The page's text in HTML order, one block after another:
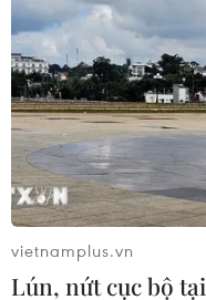
#laser #tàu chiến
vietnamplus.vn
Lún, nứt cục bộ